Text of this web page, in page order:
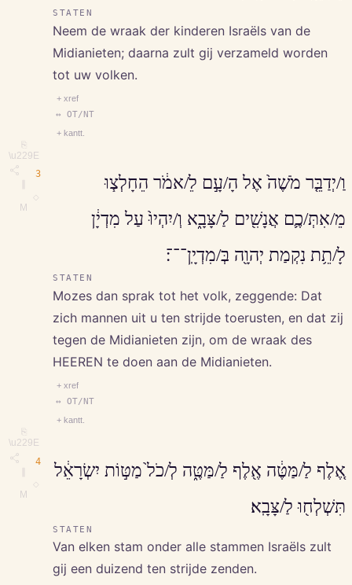
⎘
\u229E
M
STATEN
Neem de wraak der kinderen Israëls van de
Midianieten; daarna zult gij verzameld worden
tot uw volken.
+ xref
↔ OT/NT
+ kantt.
3
⎘
\u229E
M
וַ/יְדַבֵּ֤ר מֹשֶׁה֙ אֶל הָ/עָ֣ם לֵ/אמֹ֔ר הֵחָלְצ֧וּ
מֵ/אִתְּ/כֶ֛ם אֲנָשִׁ֖ים לַ/צָּבָ֑א וְ/יִהְיוּ֙ עַל מִדְיָ֔ן
לָ/תֵ֥ת נִקְמַת יְהוָ֖ה בְּ/מִדְיָֽן־־־׃
STATEN
Mozes dan sprak tot het volk, zeggende: Dat
zich mannen uit u ten strijde toerusten, en dat zij
tegen de Midianieten zijn, om de wraak des
HEEREN te doen aan de Midianieten.
+ xref
↔ OT/NT
+ kantt.
4
אֶ֚לֶף לַ/מַּטֶּ֔ה אֶ֖לֶף לַ/מַּטֶּ֑ה לְ/כֹל֙ מַטּ֣וֹת יִשְׂרָאֵ֔ל
תִּשְׁלְח֖וּ לַ/צָּבָֽא׃
STATEN
Van elken stam onder alle stammen Israëls zult
gij een duizend ten strijde zenden.